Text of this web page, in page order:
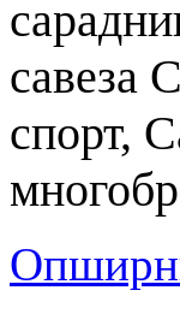
савеза
спорт,